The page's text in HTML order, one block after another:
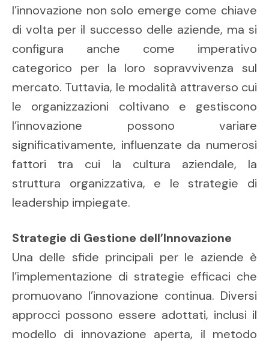
l’innovazione non solo emerge come chiave
di volta per il successo delle aziende, ma si
configura anche come imperativo
categorico per la loro sopravvivenza sul
mercato. Tuttavia, le modalità attraverso cui
le organizzazioni coltivano e gestiscono
l’innovazione possono variare
significativamente, influenzate da numerosi
fattori tra cui la cultura aziendale, la
struttura organizzativa, e le strategie di
leadership impiegate.
Strategie di Gestione dell’Innovazione
Una delle sfide principali per le aziende è
l’implementazione di strategie efficaci che
promuovano l’innovazione continua. Diversi
approcci possono essere adottati, inclusi il
modello di innovazione aperta, il metodo